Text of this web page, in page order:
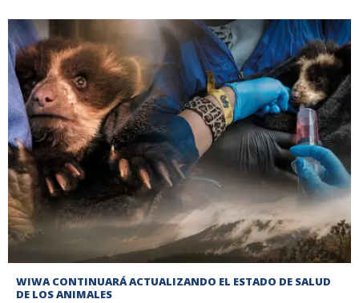
WIWA CONTINUARÁ ACTUALIZANDO EL ESTADO DE SALUD
DE LOS ANIMALES